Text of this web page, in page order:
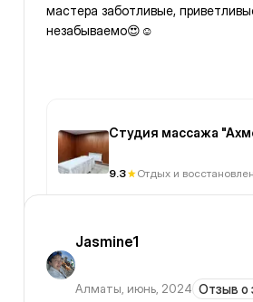
мастера заботливые, приветливые
незабываемо😍☺️
Студия массажа
9.3 Отдых и
Jasmine1
Алматы, июнь, 2024 Отзыв о